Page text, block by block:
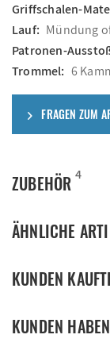
Griffschalen-
Lauf: Mündung
Patronen-
Trommel: 6
FRAGEN ZUM
ZUBEHÖR 4
ÄHNLICHE
KUNDEN
KUNDEN